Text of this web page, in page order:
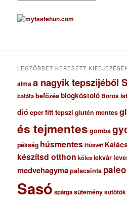
c
h
u
LEGTÖBBET KERESETT
almaa nagyik tepszijéből
batáta befőzésblogkóstoló Boros
dió eperfitt tepszi glutén mentes
és tejmentes gomba
pékség húsmentesHúsvét
készítsd otthon köles lekvár
medvehagymapalacsinta paleo
Sasó spárgasüteménysütőtök